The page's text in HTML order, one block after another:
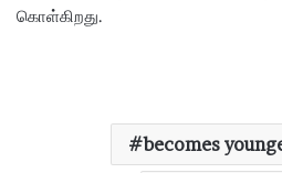
கொள்கிறது.
becomes